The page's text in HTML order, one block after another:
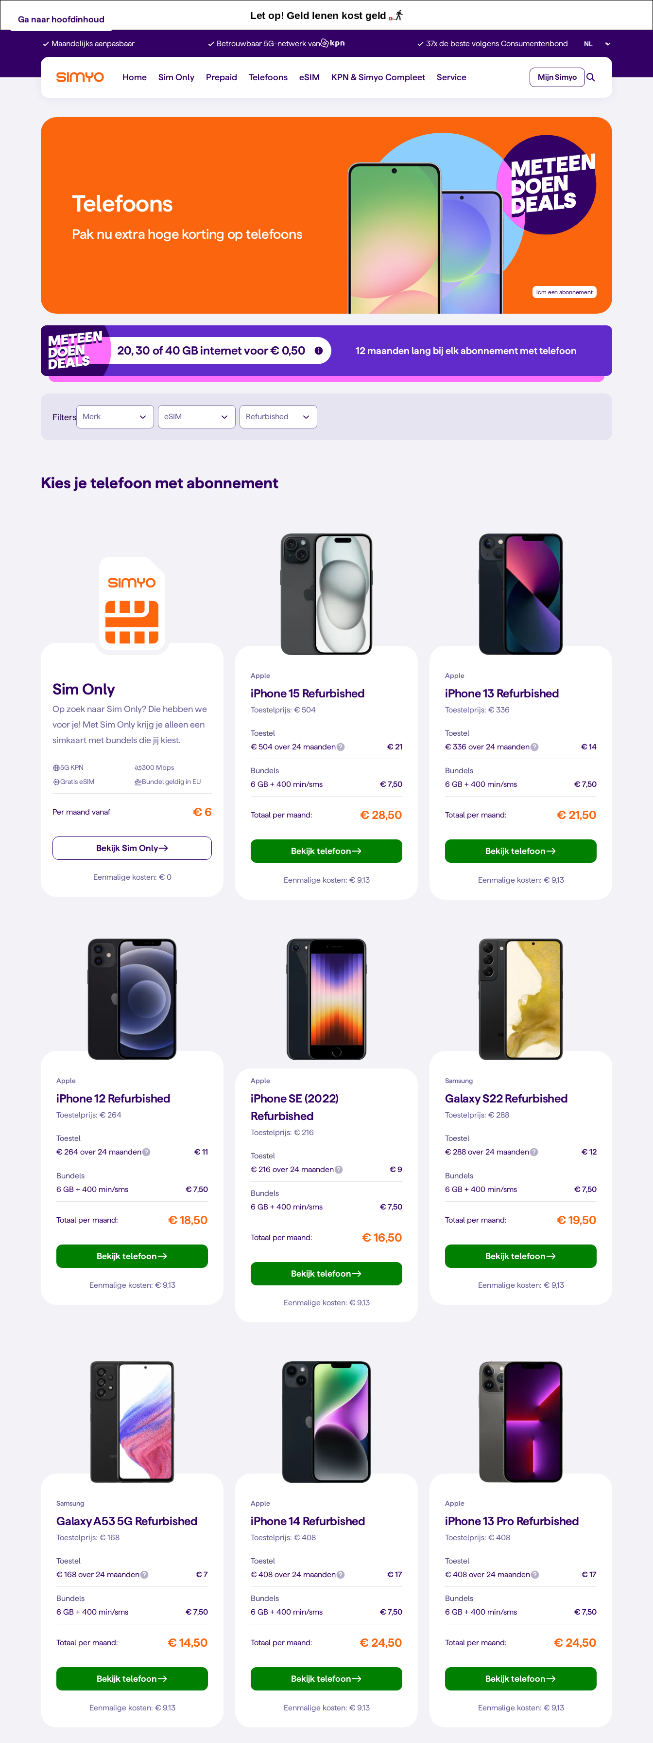
Let op! Geld lenen kost geld
Ga naar hoofdinhoud
Maandelijks aanpasbaar Betrouwbaar 5G-netwerk van 37x de beste volgens Consumentenbond Selecteer taal
Home Sim Only Prepaid Telefoons eSIM KPN & Simyo Compleet Service Mijn Simyo
Telefoons
Pak nu extra hoge korting op telefoons
icm een abonnement
20, 30 of 40 GB internet voor € 0,50 12 maanden lang bij elk abonnement met telefoon
Filters Merk eSIM Refurbished
Kies je telefoon met abonnement
Sim Only
Op zoek naar Sim Only? Die hebben we
voor je! Met Sim Only krijg je alleen een
simkaart met bundels die jij kiest.
5G KPN
300 Mbps
Gratis eSIM
Bundel geldig in EU
Per maand vanaf € 6
Bekijk Sim Only
Eenmalige kosten: € 0
Apple
iPhone 15 Refurbished
Toestelprijs: € 504
Toestel
€ 504 over 24 maanden
€ 21
Bundels
6 GB + 400 min/sms
€ 7,50
Totaal per maand: € 28,50
Bekijk telefoon
Eenmalige kosten: € 9,13
Apple
iPhone 13 Refurbished
Toestelprijs: € 336
Toestel
€ 336 over 24 maanden
€ 14
Bundels
6 GB + 400 min/sms
€ 7,50
Totaal per maand: € 21,50
Bekijk telefoon
Eenmalige kosten: € 9,13
Apple
iPhone 12 Refurbished
Toestelprijs: € 264
Toestel
€ 264 over 24 maanden
€ 11
Bundels
6 GB + 400 min/sms
€ 7,50
Totaal per maand: € 18,50
Bekijk telefoon
Eenmalige kosten: € 9,13
Apple
iPhone SE (2022)
Refurbished
Toestelprijs: € 216
Toestel
€ 216 over 24 maanden
€ 9
Bundels
6 GB + 400 min/sms
€ 7,50
Totaal per maand: € 16,50
Bekijk telefoon
Eenmalige kosten: € 9,13
Samsung
Galaxy S22 Refurbished
Toestelprijs: € 288
Toestel
€ 288 over 24 maanden
€ 12
Bundels
6 GB + 400 min/sms
€ 7,50
Totaal per maand: € 19,50
Bekijk telefoon
Eenmalige kosten: € 9,13
Samsung
Galaxy A53 5G Refurbished
Toestelprijs: € 168
Toestel
€ 168 over 24 maanden
€ 7
Bundels
6 GB + 400 min/sms
€ 7,50
Totaal per maand: € 14,50
Bekijk telefoon
Eenmalige kosten: € 9,13
Apple
iPhone 14 Refurbished
Toestelprijs: € 408
Toestel
€ 408 over 24 maanden
€ 17
Bundels
6 GB + 400 min/sms
€ 7,50
Totaal per maand: € 24,50
Bekijk telefoon
Eenmalige kosten: € 9,13
Apple
iPhone 13 Pro Refurbished
Toestelprijs: € 408
Toestel
€ 408 over 24 maanden
€ 17
Bundels
6 GB + 400 min/sms
€ 7,50
Totaal per maand: € 24,50
Bekijk telefoon
Eenmalige kosten: € 9,13